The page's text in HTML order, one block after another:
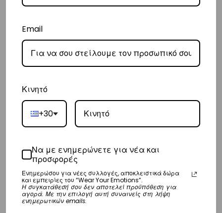
ημέρες.
– Τα έξοδα αποστολής για όλο τον υπόλοιπο κόσμο είναι στα€35
– Η συνεργαζόμενη εταιρεία ταχυμεταφορών,
παράδοσή σας.
– Οι χρόνοι παράδοσης κυμαίνονται συνήθως από 3-10 εργάσιμες
ημέρες.
Επιστροφές
Επιστροφές είναι δεκτές εντός 14 ημερών από την ημερομηνία αγοράς
του προϊόντος χωρίς να έχετε την υποχρέωση να αναφέρετε τους
λόγους της επιστροφής, υπό την προϋπόθεση ότι η συσκευασία και το
Email
Κινητό
+30
Να με ενημερώνετε για νέα και
προσφορές
Ενημερώσου για νέες συλλογές, αποκλειστικά δώρα
και εμπειρίες του “Wear Your Emotions”.
Η συγκατάθεσή σου δεν αποτελεί προϋπόθεση για
αγορά. Με την επιλογή αυτή συναινείς στη λήψη
ενημερωτικών emails.